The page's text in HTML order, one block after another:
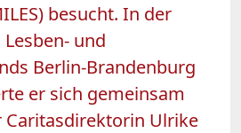
besucht. In der
und
Berlin-Brandenburg
er sich gemeinsam
Ulrike